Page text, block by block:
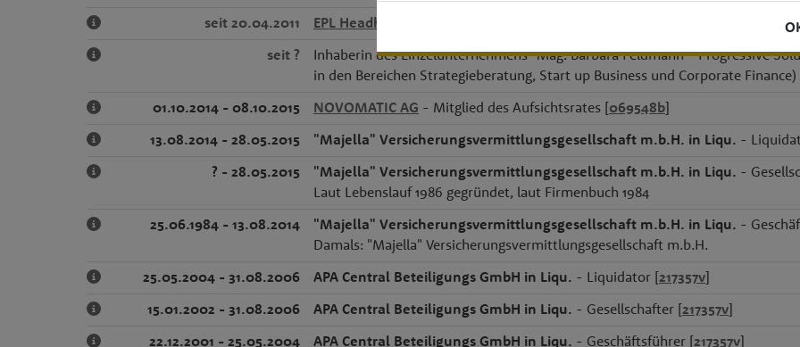
seit 20.04.2011
EPL Headhunter Company Kreuzweger Feldmann OG - unbeschränkt
seit ?
Inhaberin des Einzelunternehmens "Mag. Barbara Feldmann - Progressive
in den Bereichen Strategieberatung, Start up Business und Corporate Finance)
01.10.2014 - 08.10.2015
NOVOMATIC AG - Mitglied des Aufsichtsrates [069548b]
13.08.2014 - 28.05.2015
"Majella" Versicherungsvermittlungsgesellschaft m.b.H. in Liqu. -
? - 28.05.2015
"Majella" Versicherungsvermittlungsgesellschaft m.b.H. in Liqu. -
Laut Lebenslauf 1986 gegründet, laut Firmenbuch 1984
25.06.1984 - 13.08.2014
"Majella" Versicherungsvermittlungsgesellschaft m.b.H. in Liqu. -
Damals: "Majella" Versicherungsvermittlungsgesellschaft m.b.H.
25.05.2004 - 31.08.2006
APA Central Beteiligungs GmbH in Liqu. - Liquidator [217357v]
15.01.2002 - 31.08.2006
APA Central Beteiligungs GmbH in Liqu. - Gesellschafter [217357v]
22.12.2001 - 25.05.2004
APA Central Beteiligungs GmbH in Liqu. - Geschäftsführer [217357v]